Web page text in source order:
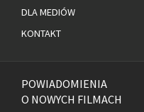
DLA MEDIÓW
KONTAKT
POWIADOMIENIA
O NOWYCH FILMACH